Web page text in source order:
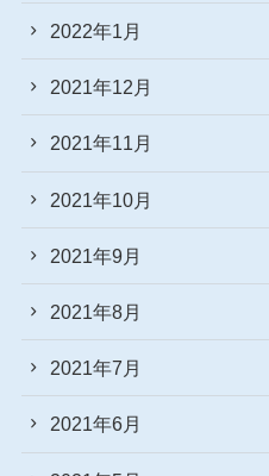
2022年1月
2021年12月
2021年11月
2021年10月
2021年9月
2021年8月
2021年7月
2021年6月